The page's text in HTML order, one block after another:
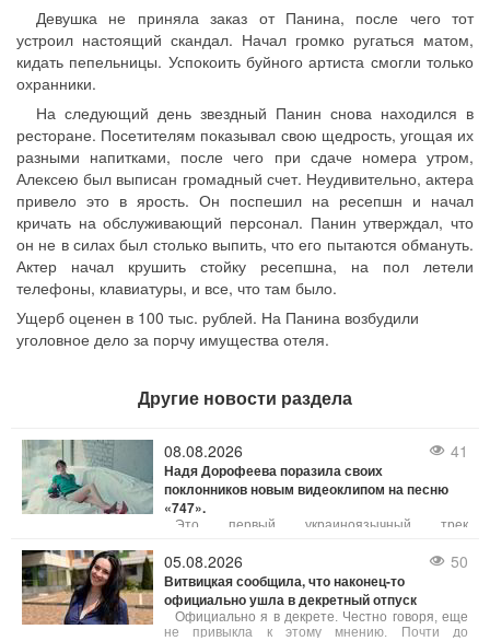
Девушка не приняла заказ от Панина, после чего тот
устроил настоящий скандал. Начал громко ругаться матом,
кидать пепельницы. Успокоить буйного артиста смогли только
охранники.
На следующий день звездный Панин снова находился в
ресторане. Посетителям показывал свою щедрость, угощая их
разными напитками, после чего при сдаче номера утром,
Алексею был выписан громадный счет. Неудивительно, актера
привело это в ярость. Он поспешил на ресепшн и начал
кричать на обслуживающий персонал. Панин утверждал, что
он не в силах был столько выпить, что его пытаются обмануть.
Актер начал крушить стойку ресепшна, на пол летели
телефоны, клавиатуры, и все, что там было.
Ущерб оценен в 100 тыс. рублей. На Панина возбудили
уголовное дело за порчу имущества отеля.
Другие новости раздела
08.08.2026 41
Надя Дорофеева поразила своих
поклонников новым видеоклипом на песню
«747».
Это первый украиноязычный трек
сразу настроилась удивить фанатов. И ей это
удалось благодаря необычным и
провокационным сценам в ярком клипе.
05.08.2026 50
Витвицкая сообщила, что наконец-то
официально ушла в декретный отпуск
Официально я в декрете. Честно говоря, еще
не привыкла к этому мнению. Почти до